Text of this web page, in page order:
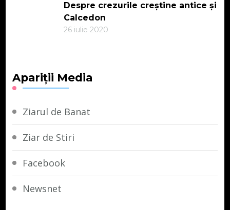
Despre crezurile creștine antice și
Calcedon
26 iulie 2020
Apariții Media
Ziarul de Banat
Ziar de Stiri
Facebook
Newsnet